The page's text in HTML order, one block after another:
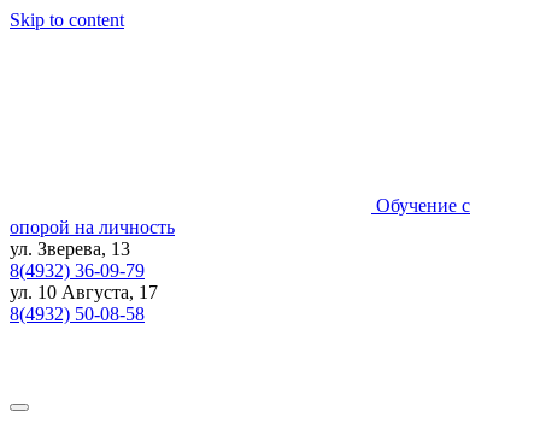
Skip to content
Обучение с
опорой на личность
ул. Зверева, 13
8(4932) 36-09-79
ул. 10 Августа, 17
8(4932) 50-08-58